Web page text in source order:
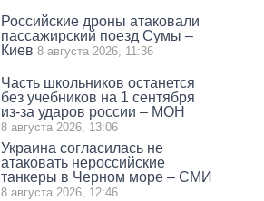
Российские дроны атаковали
пассажирский поезд Сумы –
Киев 8 августа 2026, 11:36
Часть школьников останется
без учебников на 1 сентября
из-за ударов россии – МОН
8 августа 2026, 13:06
Украина согласилась не
атаковать нероссийские
танкеры в Черном море – СМИ
8 августа 2026, 12:46